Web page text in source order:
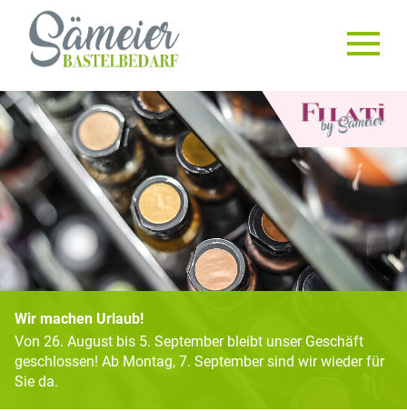
Wir machen Urlaub!
Von 26. August bis 5. September bleibt unser Geschäft
geschlossen! Ab Montag, 7. September sind wir wieder für
Sie da.